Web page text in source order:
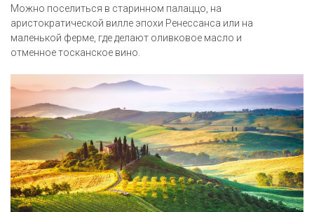
Можно поселиться в старинном палаццо, на
аристократической вилле эпохи Ренессанса или на
маленькой ферме, где делают оливковое масло и
отменное тосканское вино.